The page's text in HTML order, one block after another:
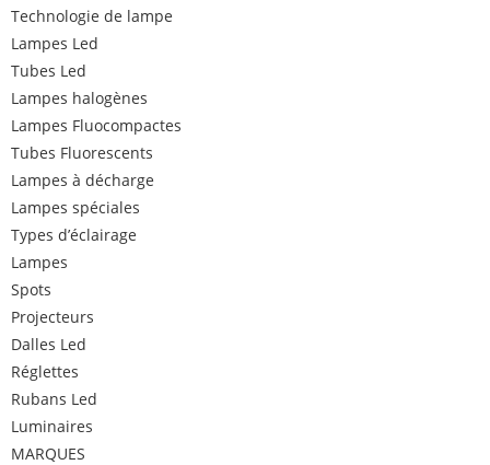
Technologie de lampe
Lampes Led
Tubes Led
Lampes halogènes
Lampes Fluocompactes
Tubes Fluorescents
Lampes à décharge
Lampes spéciales
Types d’éclairage
Lampes
Spots
Projecteurs
Dalles Led
Réglettes
Rubans Led
Luminaires
MARQUES